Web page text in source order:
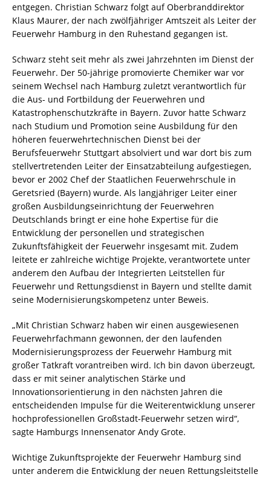
entgegen. Christian Schwarz folgt auf Oberbranddirektor
Klaus Maurer, der nach zwölfjähriger Amtszeit als Leiter der
Feuerwehr Hamburg in den Ruhestand gegangen ist.
Schwarz steht seit mehr als zwei Jahrzehnten im Dienst der
Feuerwehr. Der 50-jährige promovierte Chemiker war vor
seinem Wechsel nach Hamburg zuletzt verantwortlich für
die Aus- und Fortbildung der Feuerwehren und
Katastrophenschutzkräfte in Bayern. Zuvor hatte Schwarz
nach Studium und Promotion seine Ausbildung für den
höheren feuerwehrtechnischen Dienst bei der
Berufsfeuerwehr Stuttgart absolviert und war dort bis zum
stellvertretenden Leiter der Einsatzabteilung aufgestiegen,
bevor er 2002 Chef der Staatlichen Feuerwehrschule in
Geretsried (Bayern) wurde. Als langjähriger Leiter einer
großen Ausbildungseinrichtung der Feuerwehren
Deutschlands bringt er eine hohe Expertise für die
Entwicklung der personellen und strategischen
Zukunftsfähigkeit der Feuerwehr insgesamt mit. Zudem
leitete er zahlreiche wichtige Projekte, verantwortete unter
anderem den Aufbau der Integrierten Leitstellen für
Feuerwehr und Rettungsdienst in Bayern und stellte damit
seine Modernisierungskompetenz unter Beweis.
„Mit Christian Schwarz haben wir einen ausgewiesenen
Feuerwehrfachmann gewonnen, der den laufenden
Modernisierungsprozess der Feuerwehr Hamburg mit
großer Tatkraft vorantreiben wird. Ich bin davon überzeugt,
dass er mit seiner analytischen Stärke und
Innovationsorientierung in den nächsten Jahren die
entscheidenden Impulse für die Weiterentwicklung unserer
hochprofessionellen Großstadt-Feuerwehr setzen wird“,
sagte Hamburgs Innensenator Andy Grote.
Wichtige Zukunftsprojekte der Feuerwehr Hamburg sind
unter anderem die Entwicklung der neuen Rettungsleitstelle